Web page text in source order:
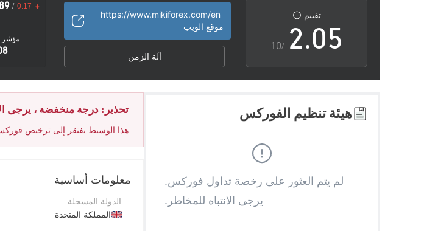
تقييم
2
3
4
6
.0
1
2
4
5
6
7
9
/10
https://www.mikiforex.com/en
موقع الويب
آلة الزمن
مؤشر
/ 0.17
هيئة تنظيم الفوركس
لم يتم العثور على رخصة تداول فوركس.
يرجى الانتباه للمخاطر.
تحذير: درجة منخفضة ، يرجى
هذا الوسيط يفتقر إلى ترخيص
معلومات أساسية
الدولة المسجلة
المملكة المتحدة